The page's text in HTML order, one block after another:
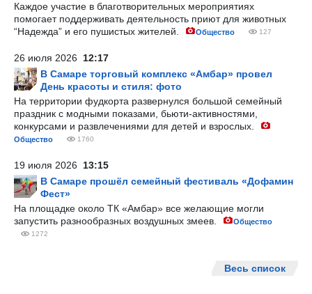
Каждое участие в благотворительных мероприятиях
помогает поддерживать деятельность приют для животных
“Надежда” и его пушистых жителей.
Общество 127
26 июля 2026 12:17
В Самаре торговый комплекс «Амбар» провел
День красоты и стиля: фото
На территории фудкорта развернулся большой семейный
праздник с модными показами, бьюти-активностями,
конкурсами и развлечениями для детей и взрослых.
Общество 1760
19 июля 2026 13:15
В Самаре прошёл семейный фестиваль «Дофамин
Фест»
На площадке около ТК «Амбар» все желающие могли
запустить разнообразных воздушных змеев.
Общество
1272
Весь список